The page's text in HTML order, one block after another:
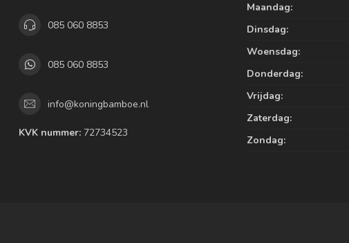
085 060 8853
085 060 8853
info@koningbamboe.nl
KVK nummer: 72734523
Maandag:
Dinsdag:
Woensdag:
Donderdag:
Vrijdag:
Zaterdag:
Zondag: